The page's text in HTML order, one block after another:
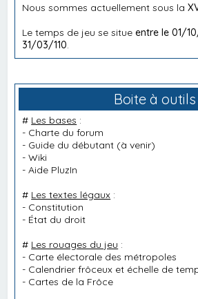
Nous sommes actuellement sous la
Le temps de jeu se situeentre le 01/
31/03/110
Boite à outils
# Les bases :
- Charte du forum
- Guide du débutant (à venir)
-Wiki
-Aide PluzIn
# Les textes légaux :
- Constitution
- État du droit
# Les rouages du jeu :
- Carte électorale des métropoles
- Calendrier frôceux et échelle de
- Cartes de la Frôce